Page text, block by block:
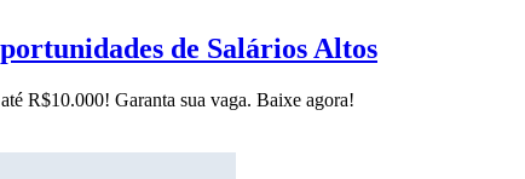
de Salários Altos
R$10.000! Garanta sua vaga. Baixe agora!